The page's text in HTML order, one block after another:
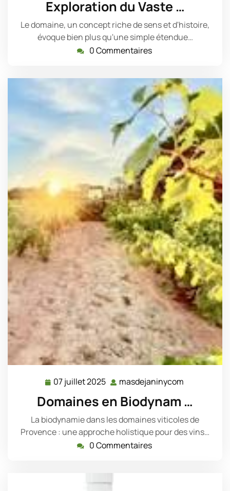
2025
Exploration du Vaste …
Le domaine, un concept riche de sens et d'histoire,
évoque bien plus qu'une simple étendue…
0 Commentaires
07 juillet 2025 07
juillet
2025
masdejaninycom
Domaines en Biodynam …
La biodynamie dans les domaines viticoles de
Provence : une approche holistique pour des vins…
0 Commentaires